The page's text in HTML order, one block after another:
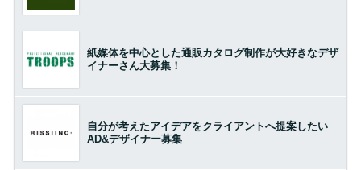
紙媒体を中心とした通販カタログ制作が大好きなデザ
イナーさん大募集！
自分が考えたアイデアをクライアントへ提案したい
AD&デザイナー募集